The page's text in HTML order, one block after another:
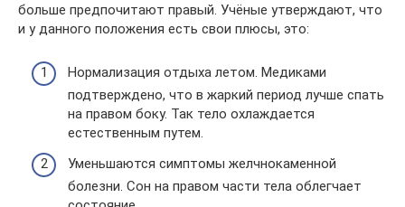
больше предпочитают правый. Учёные утверждают, что
и у данного положения есть свои плюсы, это:
Нормализация отдыха летом. Медиками
подтверждено, что в жаркий период лучше спать
на правом боку. Так тело охлаждается
естественным путем.
Уменьшаются симптомы желчнокаменной
болезни. Сон на правом части тела облегчает